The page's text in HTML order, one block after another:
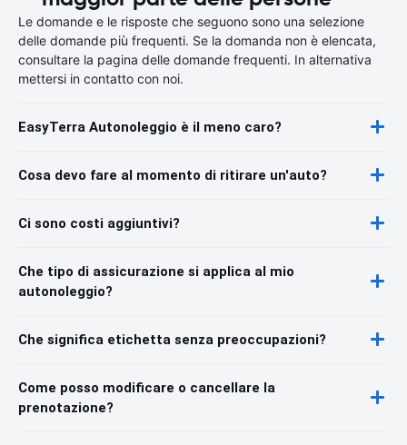
Le domande e le risposte che seguono sono una selezione
delle domande più frequenti. Se la domanda non è elencata,
consultare la pagina delle domande frequenti. In alternativa
mettersi in contatto con noi.
EasyTerra Autonoleggio è il meno caro?
Cosa devo fare al momento di ritirare un'auto?
Ci sono costi aggiuntivi?
Che tipo di assicurazione si applica al mio
autonoleggio?
Che significa etichetta senza preoccupazioni?
Come posso modificare o cancellare la
prenotazione?